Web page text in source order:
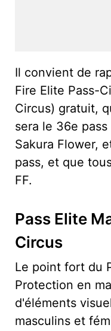
Il convient de
Fire Elite Pass-
Circus) gratuit,
sera le 36e
Sakura Flower,
pass, et que
FF.
Pass Elite
Circus
Le point fort du
Protection en
d'éléments
masculins et